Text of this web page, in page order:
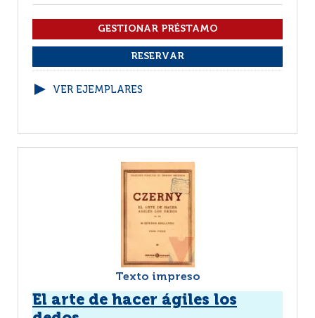
VER EJEMPLARES
Texto impreso
El arte de hacer ágiles los